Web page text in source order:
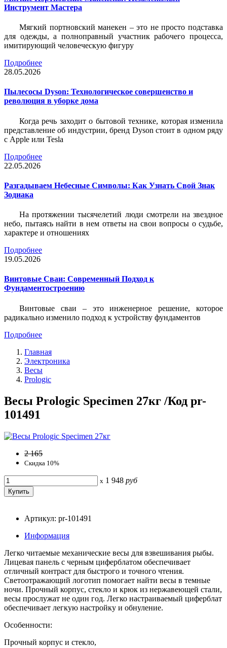
Инструмент Мастера
Мягкий портновский манекен – это не просто подставка
для одежды, а полноправный участник рабочего процесса,
имитирующий человеческую фигуру
Подробнее
28.05.2026
Пылесосы Dyson: Технологическое совершенство и
революция в уборке дома
Когда речь заходит о бытовой технике, которая изменила
представление об индустрии, бренд Dyson стоит в одном ряду
с Apple или Tesla
Подробнее
22.05.2026
Разгадываем Небесные Символы: Как Узнать Свой Знак
Зодиака
На протяжении тысячелетий люди смотрели на звездное
небо, пытаясь найти в нем ответы на свои вопросы о судьбе,
характере и отношениях
Подробнее
19.05.2026
Винтовые Сваи: Современный Подход к
Фундаментостроению
Винтовые сваи – это инженерное решение, которое
радикально изменило подход к устройству фундаментов
Подробнее
Главная
Электроника
Весы
Prologic
Весы Prologic Specimen 27кг /Код pr-
101491
2 165
Скидка 10%
x 1 948 руб
Артикул: pr-101491
Информация
Легко читаемые механические весы для взвешивания рыбы.
Лицевая панель с черным циферблатом обеспечивает
отличный контраст для быстрого и точного чтения.
Светоотражающий логотип помогает найти весы в темные
ночи. Прочный корпус, стекло и крюк из нержавеющей стали,
весы прослужат не один год. Легко настраиваемый циферблат
обеспечивает легкую настройку и обнуление.
Особенности:
Прочный корпус и стекло,